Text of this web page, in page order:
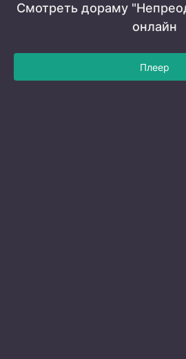
Смотреть дораму
онлайн
Плеер